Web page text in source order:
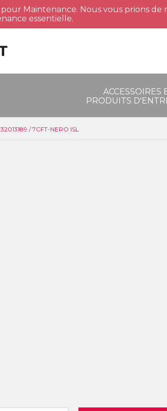
Maintenance. Nous vous prions
essentielle.
ACCESSOIRES
PRODUITS
/ 7CFT-NERO ISL